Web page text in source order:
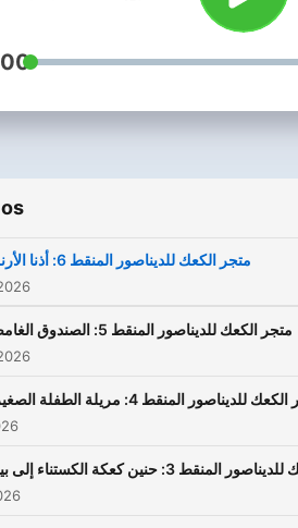
متجر الكعك للديناصور المنقط 6: أذنا الأرنب
متجر الكعك للديناصور المنقط 5: الصندوق الغامض
للديناصور المنقط 4: مريلة الطفلة الصغيرة
3: حنين كعكة الكستناء إلى بيتها